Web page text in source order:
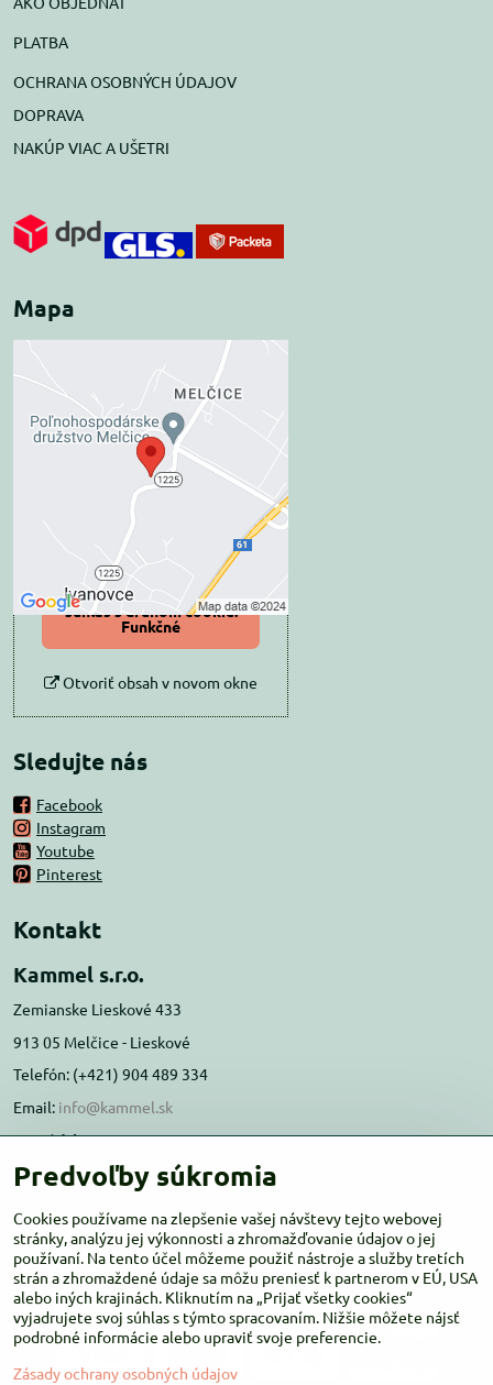
PLATBA
OCHRANA OSOBNÝCH ÚDAJOV
DOPRAVA
NAKÚP VIAC A UŠETRI
Mapa
Externý obsah je
blokovaný Voľbami
súkromia
Prajete si načítať externý obsah?
Povoliť tentokrát
Povoliť a zapamätať -
súhlas s druhom cookie:
Funkčné
Otvoriť obsah v novom okne
Sledujte nás
Facebook
Instagram
Youtube
Pinterest
Kontakt
Kammel s.r.o.
Zemianske Lieskové 433
913 05 Melčice - Lieskové
Telefón: (+421) 904 489 334
Email: info@kammel.sk
Prevádzka:
Administratívna budova PD Melčice
Otváracie hodiny:PO-ŠT 8:00 - 16:00
PIA-NE Zatvorené
Predvoľby súkromia
Cookies používame na zlepšenie vašej návštevy tejto webovej
stránky, analýzu jej výkonnosti a zhromažďovanie údajov o jej
používaní. Na tento účel môžeme použiť nástroje a služby tretích
strán a zhromaždené údaje sa môžu preniesť k partnerom v EÚ, USA
alebo iných krajinách. Kliknutím na „Prijať všetky cookies“
vyjadrujete svoj súhlas s týmto spracovaním. Nižšie môžete nájsť
podrobné informácie alebo upraviť svoje preferencie.
Zásady ochrany osobných údajov